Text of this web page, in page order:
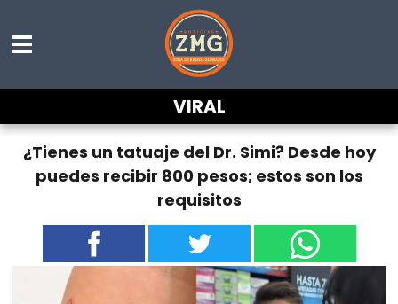
VIRAL
¿Tienes un tatuaje del Dr. Simi? Desde hoy
puedes recibir 800 pesos; estos son los
requisitos